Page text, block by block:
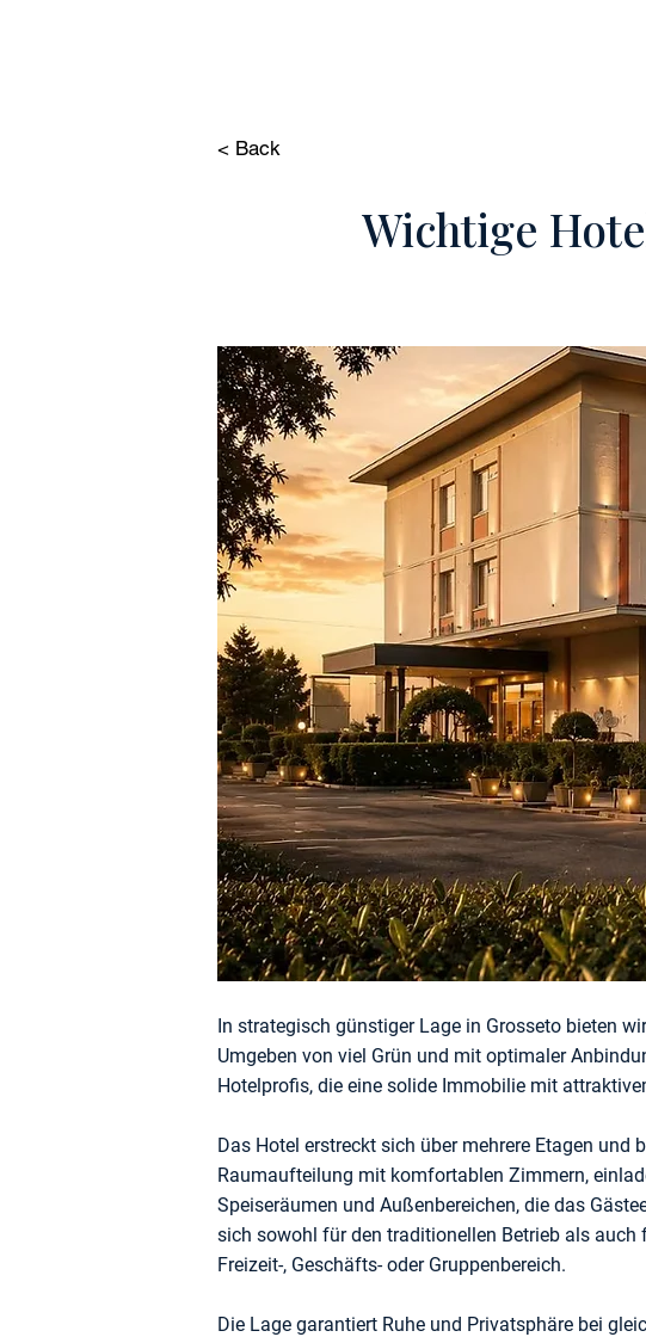
< Back
Wichtige
In strategisch günstiger Lage in Grosseto bieten
Umgeben von viel Grün und mit optimaler
Hotelprofis, die eine solide Immobilie mit
Das Hotel erstreckt sich über mehrere Etagen und
Raumaufteilung mit komfortablen Zimmern,
Speiseräumen und Außenbereichen, die das
sich sowohl für den traditionellen Betrieb als auch
Freizeit-, Geschäfts- oder Gruppenbereich.
Die Lage garantiert Ruhe und Privatsphäre bei